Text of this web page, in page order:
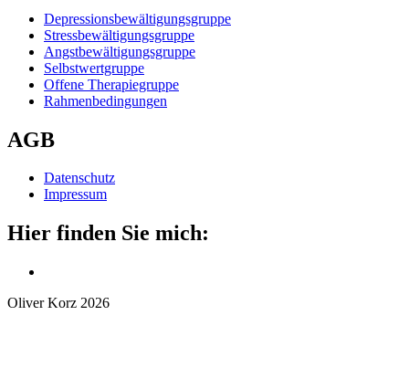
Depressionsbewältigungsgruppe
Stressbewältigungsgruppe
Angstbewältigungsgruppe
Selbstwertgruppe
Offene Therapiegruppe
Rahmenbedingungen
AGB
Datenschutz
Impressum
Hier finden Sie mich:
Oliver Korz 2026